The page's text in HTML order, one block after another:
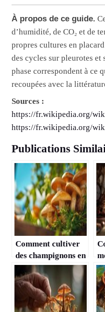
À propos de ce guide.
d’humidité, de CO₂ et de
propres cultures en
des cycles sur pleurotes
phase correspondent à ce
recoupées avec la
Sources :
https://fr.wikipedia.org/
https://fr.wikipedia.org/
Publications
Comment cultiver
des champignons en
extérieur dans son
jardin ?